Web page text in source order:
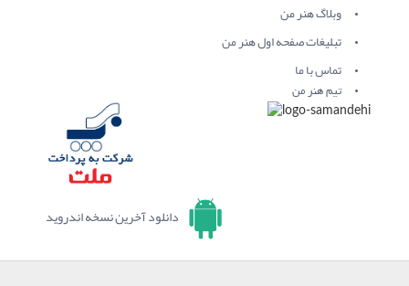
وبلاگ هنر من
تبلیغات صفحه اول هنر من
تماس با ما
تیم هنر من
دانلود آخرین نسخه اندروید